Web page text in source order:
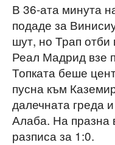
В 36-ата минута
подаде за
шут, но Трап отби
Реал Мадрид взе
Топката беше
пусна към
далечната греда
Алаба. На празна
разписа за 1:0.